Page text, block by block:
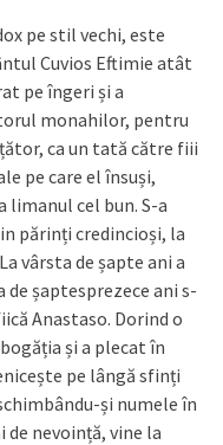
pe stil vechi, este
Cuvios Eftimie atât
pe îngeri și a
monahilor, pentru
ca un tată către fiii
pe care el însuși,
limanul cel bun. S-a
părinți credincioși, la
vârsta de șapte ani a
șaptesprezece ani s-
Anastaso. Dorind o
și a plecat în
pe lângă sfinți
și numele în
de nevoință, vine la